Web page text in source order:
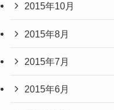
2015年10月
2015年8月
2015年7月
2015年6月